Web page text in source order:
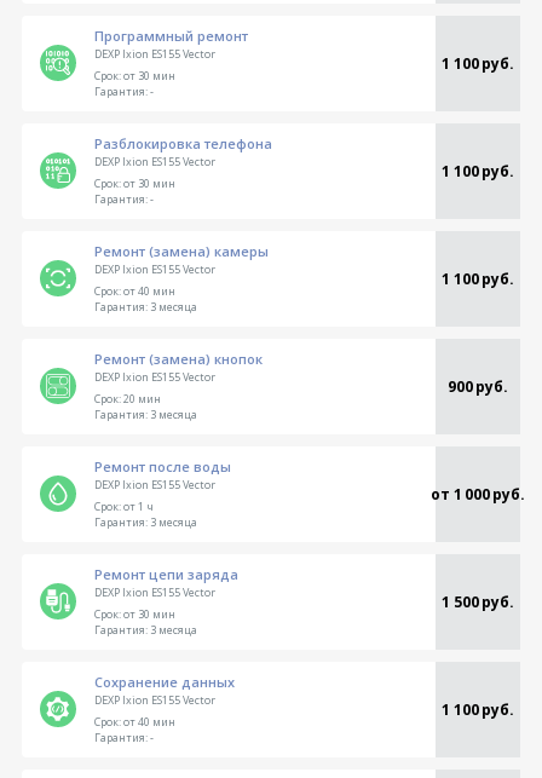
Программный ремонт
DEXP Ixion ES155 Vector 1 100 руб.
Срок:от 30 мин
Гарантия:-
Разблокировка телефона
DEXP Ixion ES155 Vector 1 100 руб.
Срок:от 30 мин
Гарантия:-
Ремонт (замена) камеры
DEXP Ixion ES155 Vector 1 100 руб.
Срок:от 40 мин
Гарантия:3 месяца
Ремонт (замена) кнопок
DEXP Ixion ES155 Vector 900 руб.
Срок:20 мин
Гарантия:3 месяца
Ремонт после воды
DEXP Ixion ES155 Vector от 1 000 руб.
Срок:от 1 ч
Гарантия:3 месяца
Ремонт цепи заряда
DEXP Ixion ES155 Vector 1 500 руб.
Срок:от 30 мин
Гарантия:3 месяца
Сохранение данных
DEXP Ixion ES155 Vector 1 100 руб.
Срок:от 40 мин
Гарантия:-